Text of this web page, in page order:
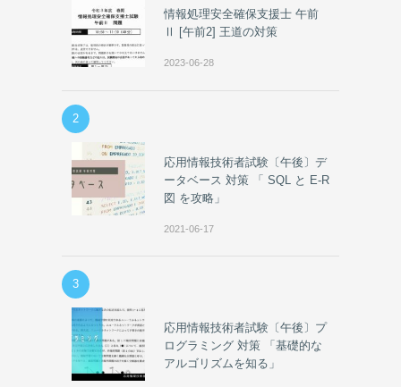
情報処理安全確保支援士 午前
Ⅱ [午前2] 王道の対策
2023-06-28
2
応用情報技術者試験〔午後〕デ
ータベース 対策 「 SQL と E-R
図 を攻略」
2021-06-17
3
応用情報技術者試験〔午後〕プ
ログラミング 対策 「基礎的な
アルゴリズムを知る」